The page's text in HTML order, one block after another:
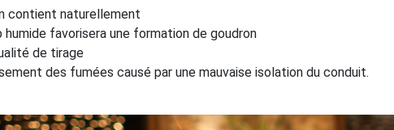
contient naturellement
humide favorisera une formation de goudron
de tirage
des fumées causé par une mauvaise isolation du conduit.